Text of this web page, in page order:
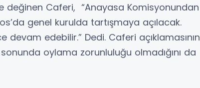
değinen Caferi, “Anayasa Komisyonundan
genel kurulda tartışmaya açılacak.
devam edebilir.” Dedi. Caferi açıklamasının
oylama zorunluluğu olmadığını da